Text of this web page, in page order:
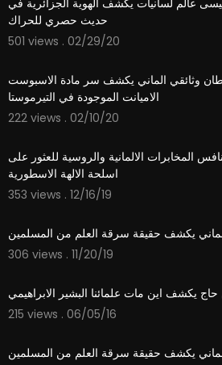
عالم لسانيات يكشف الهوية الجزائرية في
حديث حصري للحراك
501 views . 02/29/20
وثائقي الماني يكشف سر مادة الاسبوست
الاميانت الموجودة في التيرموستا
222 views . 02/10/20
المخابرات الالمانية والروسية للعثور على
اسلحة الالهة الاسطورية
353 views . 12/16/19
يكشف حقيقة سرقة العلم من المسلمين
306 views . 11/20/19
يكشف اين مات علمائنا البشير الابراهيمي
215 views . 06/05/16
يكشف حقيقة سرقة العلم من المسلمين